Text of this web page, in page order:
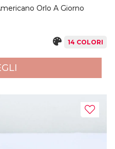
Orlo A Giorno
14 COLORI